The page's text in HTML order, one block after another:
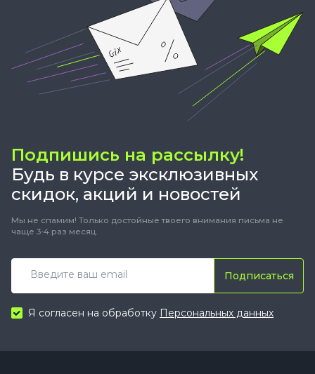
Подпишись на рассылку!
Будь в курсе эксклюзивных
скидок, акций и новостей
Мы не спамим! Только достойные твоего внимания письма не
чаще 3-4 раз месяц.
Подписаться
Я согласен на обработку Персональных данных